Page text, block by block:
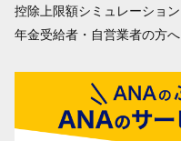
控除上限額シミュレーション
年金受給者・自営業者の方へ